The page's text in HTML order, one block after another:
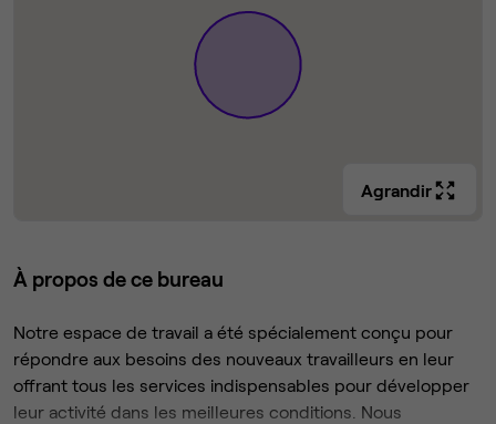
Agrandir
À propos de ce bureau
Notre espace de travail a été spécialement conçu pour
répondre aux besoins des nouveaux travailleurs en leur
offrant tous les services indispensables pour développer
leur activité dans les meilleures conditions. Nous